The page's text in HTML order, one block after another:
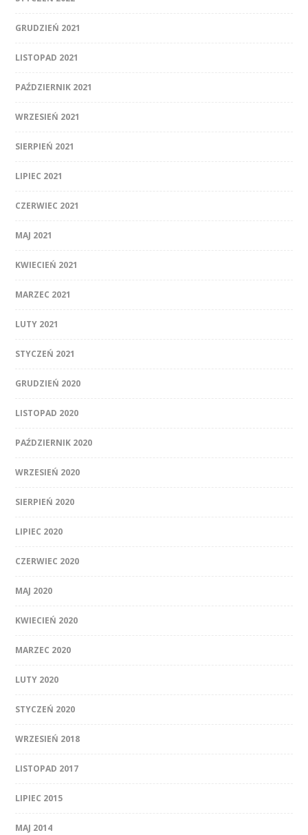
GRUDZIEŃ 2021
LISTOPAD 2021
PAŹDZIERNIK 2021
WRZESIEŃ 2021
SIERPIEŃ 2021
LIPIEC 2021
CZERWIEC 2021
MAJ 2021
KWIECIEŃ 2021
MARZEC 2021
LUTY 2021
STYCZEŃ 2021
GRUDZIEŃ 2020
LISTOPAD 2020
PAŹDZIERNIK 2020
WRZESIEŃ 2020
SIERPIEŃ 2020
LIPIEC 2020
CZERWIEC 2020
MAJ 2020
KWIECIEŃ 2020
MARZEC 2020
LUTY 2020
STYCZEŃ 2020
WRZESIEŃ 2018
LISTOPAD 2017
LIPIEC 2015
MAJ 2014